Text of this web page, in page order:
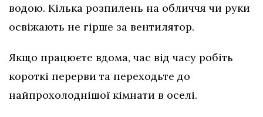
водою. Кілька розпилень на обличчя чи руки
освіжають не гірше за вентилятор.
Якщо працюєте вдома, час від часу робіть
короткі перерви та переходьте до
найпрохолоднішої кімнати в оселі.